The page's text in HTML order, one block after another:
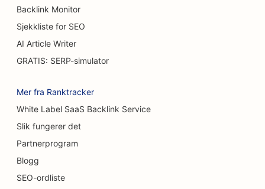
SEO for kakebutikker
SEO for restauranter med uformell servering
SEO for teppe- og gulvbutikker
SEO for bilvaskerier
SEO for rengjøringstjenester
SEO for kiropraktorer
Backlink Monitor
Sjekkliste for SEO
AI Article Writer
GRATIS: SERP-simulator
Mer fra Ranktracker
White Label SaaS Backlink Service
Slik fungerer det
Partnerprogram
Blogg
SEO-ordliste